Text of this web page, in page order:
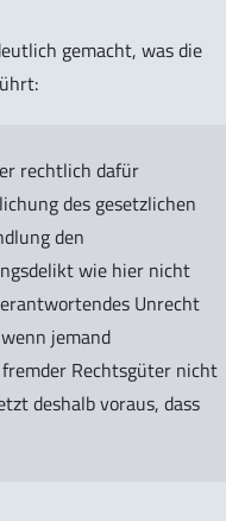
gemacht, was die
rechtlich dafür
des gesetzlichen
den
wie hier nicht
Unrecht
jemand
Rechtsgüter nicht
deshalb voraus, dass